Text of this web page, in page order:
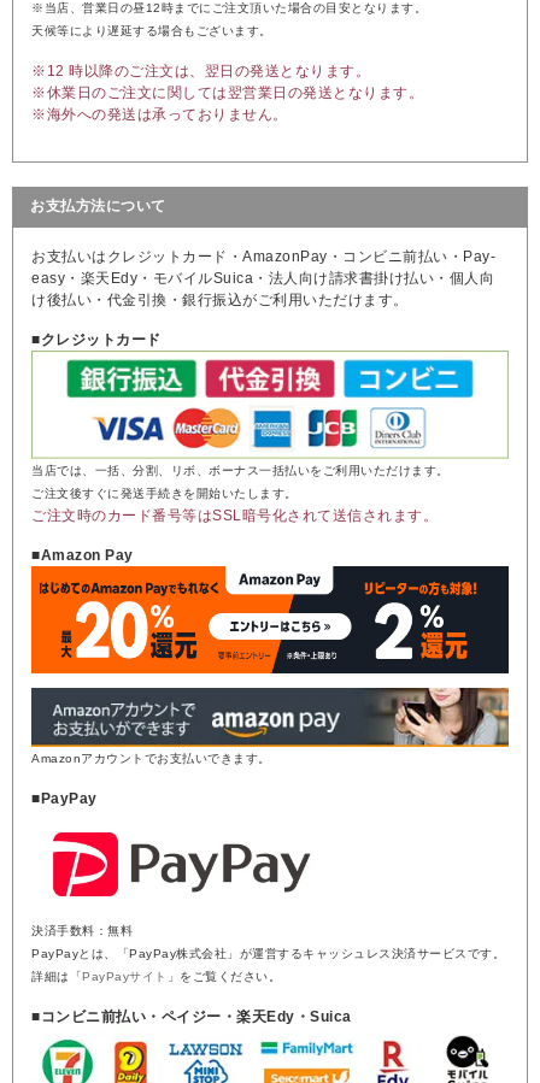
※当店、営業日の昼12時までにご注文頂いた場合の目安となります。
天候等により遅延する場合もございます。
※12 時以降のご注文は、翌日の発送となります。
※休業日のご注文に関しては翌営業日の発送となります。
※海外への発送は承っておりません。
お支払方法について
お支払いはクレジットカード・AmazonPay・コンビニ前払い・Pay-
easy・楽天Edy・モバイルSuica・法人向け請求書掛け払い・個人向
け後払い・代金引換・銀行振込がご利用いただけます。
■クレジットカード
当店では、一括、分割、リボ、ボーナス一括払いをご利用いただけます。
ご注文後すぐに発送手続きを開始いたします。
ご注文時のカード番号等はSSL暗号化されて送信されます。
■Amazon Pay
Amazonアカウントでお支払いできます。
■PayPay
決済手数料：無料
PayPayとは、「PayPay株式会社」が運営するキャッシュレス決済サービスです。
詳細は「PayPayサイト 」をご覧ください。
■コンビニ前払い・ペイジー・楽天Edy・Suica